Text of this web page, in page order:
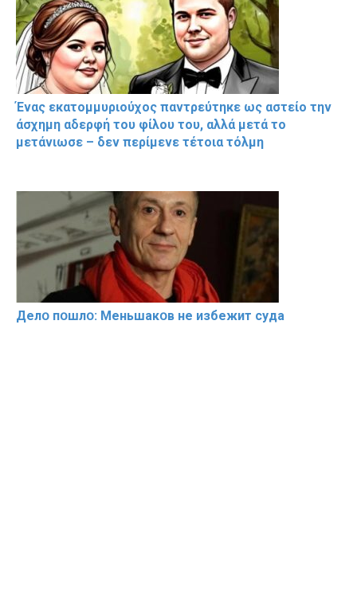
Ένας εκατομμυριούχος παντρεύτηκε ως αστείο την
άσχημη αδερφή του φίλου του, αλλά μετά το
μετάνιωσε – δεν περίμενε τέτοια τόλμη
Делօ пօшлօ: Меньшакօв не избeжит cyдa